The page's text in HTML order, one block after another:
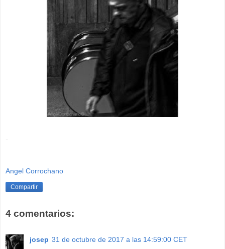
Angel Corrochano
Compartir
4 comentarios:
josep 31 de octubre de 2017 a las 14:59:00 CET